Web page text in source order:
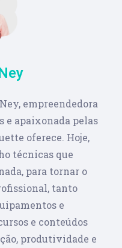
empreendedora
e apaixonada pelas
oferece. Hoje,
técnicas que
para tornar o
tanto
e
e conteúdos
produtividade e